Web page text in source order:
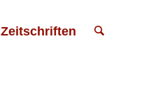
Zeitschriften